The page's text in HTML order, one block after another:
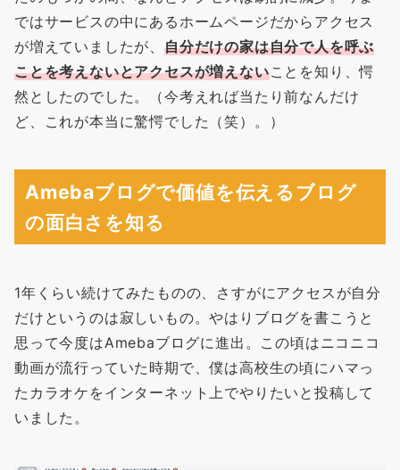
ではサービスの中にあるホームページだからアクセス
が増えていましたが、 自分だけの家は自分で人を呼ぶ
ことを考えないとアクセスが増えないことを知り、愕
然としたのでした。（今考えれば当たり前なんだけ
ど、これが本当に驚愕でした（笑）。）
Amebaブログで価値を伝えるブログ
の面白さを知る
1年くらい続けてみたものの、さすがにアクセスが自分
だけというのは寂しいもの。やはりブログを書こうと
思って今度はAmebaブログに進出。この頃はニコニコ
動画が流行っていた時期で、僕は高校生の頃にハマっ
たカラオケをインターネット上でやりたいと投稿して
いました。